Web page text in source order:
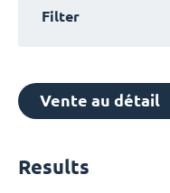
Filter
Vente au détail
Results